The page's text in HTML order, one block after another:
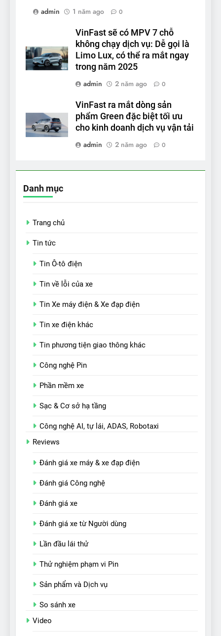
admin
1 năm ago 0
VinFast sẽ có MPV 7 chỗ
không chạy dịch vụ: Dễ gọi là
Limo Lux, có thể ra mắt ngay
trong năm 2025
admin
2 năm ago 0
VinFast ra mắt dòng sản
phẩm Green đặc biệt tối ưu
cho kinh doanh dịch vụ vận tải
admin
2 năm ago 0
Danh mục
Trang chủ
Tin tức
Tin Ô-tô điện
Tin về lỗi của xe
Tin Xe máy điện & Xe đạp điện
Tin xe điện khác
Tin phương tiện giao thông khác
Công nghệ Pin
Phần mềm xe
Sạc & Cơ sở hạ tầng
Công nghệ AI, tự lái, ADAS, Robotaxi
Reviews
Đánh giá xe máy & xe đạp điện
Đánh giá Công nghệ
Đánh giá xe
Đánh giá xe từ Người dùng
Lần đầu lái thử
Thử nghiệm phạm vi Pin
Sản phẩm và Dịch vụ
So sánh xe
Video